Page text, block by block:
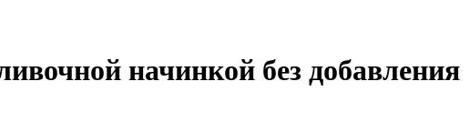
начинкой без добавления